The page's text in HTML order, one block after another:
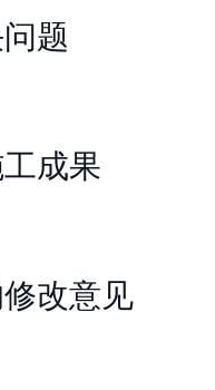
题
成果
改意见